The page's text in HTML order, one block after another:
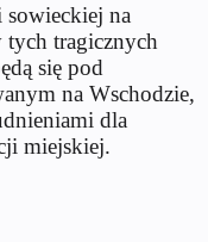
sowieckiej na
tych tragicznych
się pod
na Wschodzie,
dla
miejskiej.